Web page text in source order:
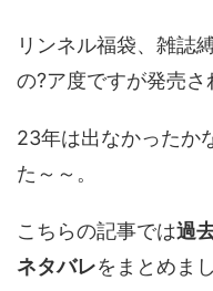
リンネル福袋、雑誌
の?ア度ですが発売さ
23年は出なかったか
た～～。
こちらの記事では過
ネタバレをまとめまし